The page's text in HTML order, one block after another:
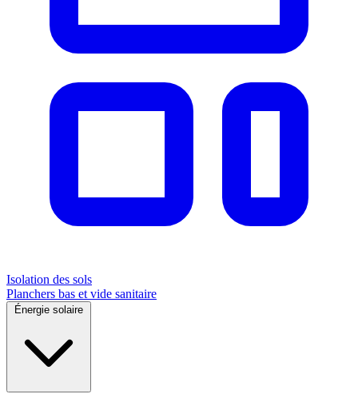
Isolation des sols
Planchers bas et vide sanitaire